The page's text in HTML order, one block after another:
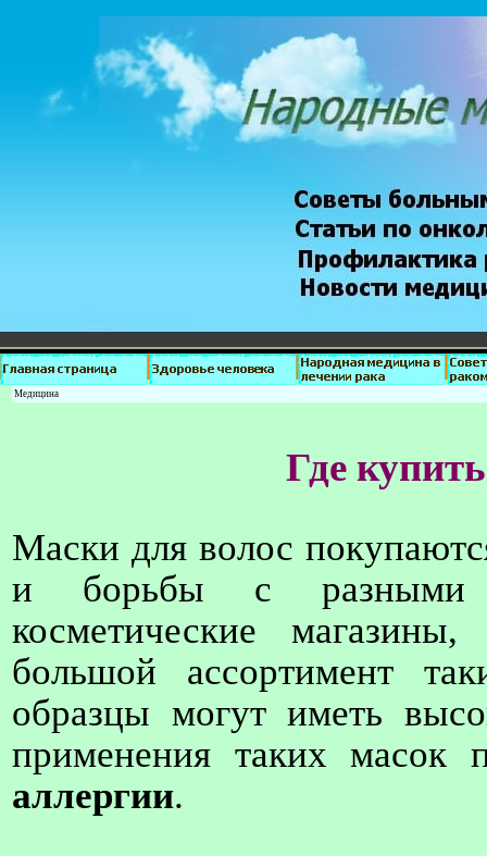
Медицина
Где
Маски для волос
и борьбы с разными
косметические
большой ассортимент
образцы могут иметь
применения таких масок
аллергии.